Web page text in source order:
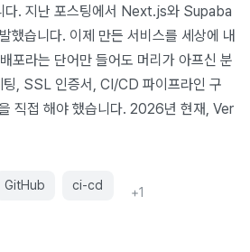
다. 지난 포스팅에서 Next.js와 Supaba
했습니다. 이제 만든 서비스를 세상에 내
포라는 단어만 들어도 머리가 아프신 분
팅, SSL 인증서, CI/CD 파이프라인 구
직접 해야 했습니다. 2026년 현재, Ver
GitHub ci-cd +1